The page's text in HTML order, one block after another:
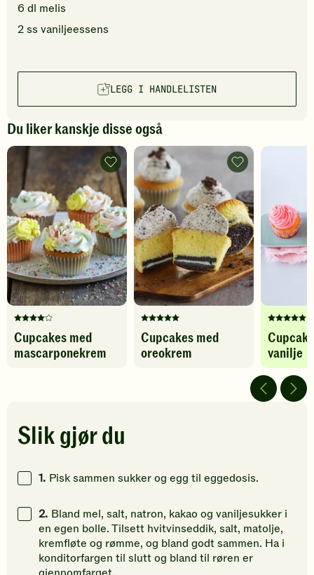
6 dl melis
2ss vaniljeessens
LEGG I HANDLELISTEN
Du liker kanskje disse også
Denne
oppskriften
har
stjerner.
Klikk
å
gi
vurdering.
Cupcakes med
mascarponekrem
Cupcakes
med
mascarponekrem
-
legg
til
favoritter
Denne
oppskriften
har
gi
vurdering.
Cupcakes med
oreokrem
Cupcakes
med
-
legg
til
favoritter
Denne
har
fått
5
av
vanilje
Slik gjør du
1. Pisk sammen sukker og egg til eggedosis.
2. Bland mel, salt, natron, kakao og vaniljesukker i
en egen bolle. Tilsett hvitvinseddik, salt, matolje,
kremfløte og rømme, og bland godt sammen. Ha i
konditorfargen til slutt og bland til røren er